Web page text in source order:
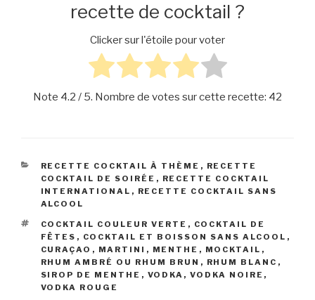
recette de cocktail ?
Clicker sur l'étoile pour voter
Note 4.2 / 5. Nombre de votes sur cette recette: 42
CATÉGORIES
RECETTE COCKTAIL À THÈME , RECETTE
COCKTAIL DE SOIRÉE , RECETTE COCKTAIL
INTERNATIONAL , RECETTE COCKTAIL SANS
ALCOOL
ÉTIQUETTES
COCKTAIL COULEUR VERTE , COCKTAIL DE
FÊTES , COCKTAIL ET BOISSON SANS ALCOOL ,
CURAÇAO , MARTINI , MENTHE , MOCKTAIL ,
RHUM AMBRÉ OU RHUM BRUN , RHUM BLANC ,
SIROP DE MENTHE , VODKA, VODKA NOIRE,
VODKA ROUGE